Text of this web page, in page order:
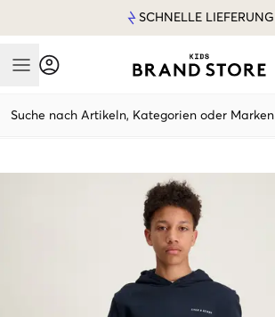
SCHNELLE LIEFERUNG
Mobile Menu
Suche nach Artikeln, Kategorien oder Marken